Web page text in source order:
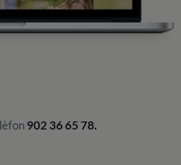
902 36 65 78.